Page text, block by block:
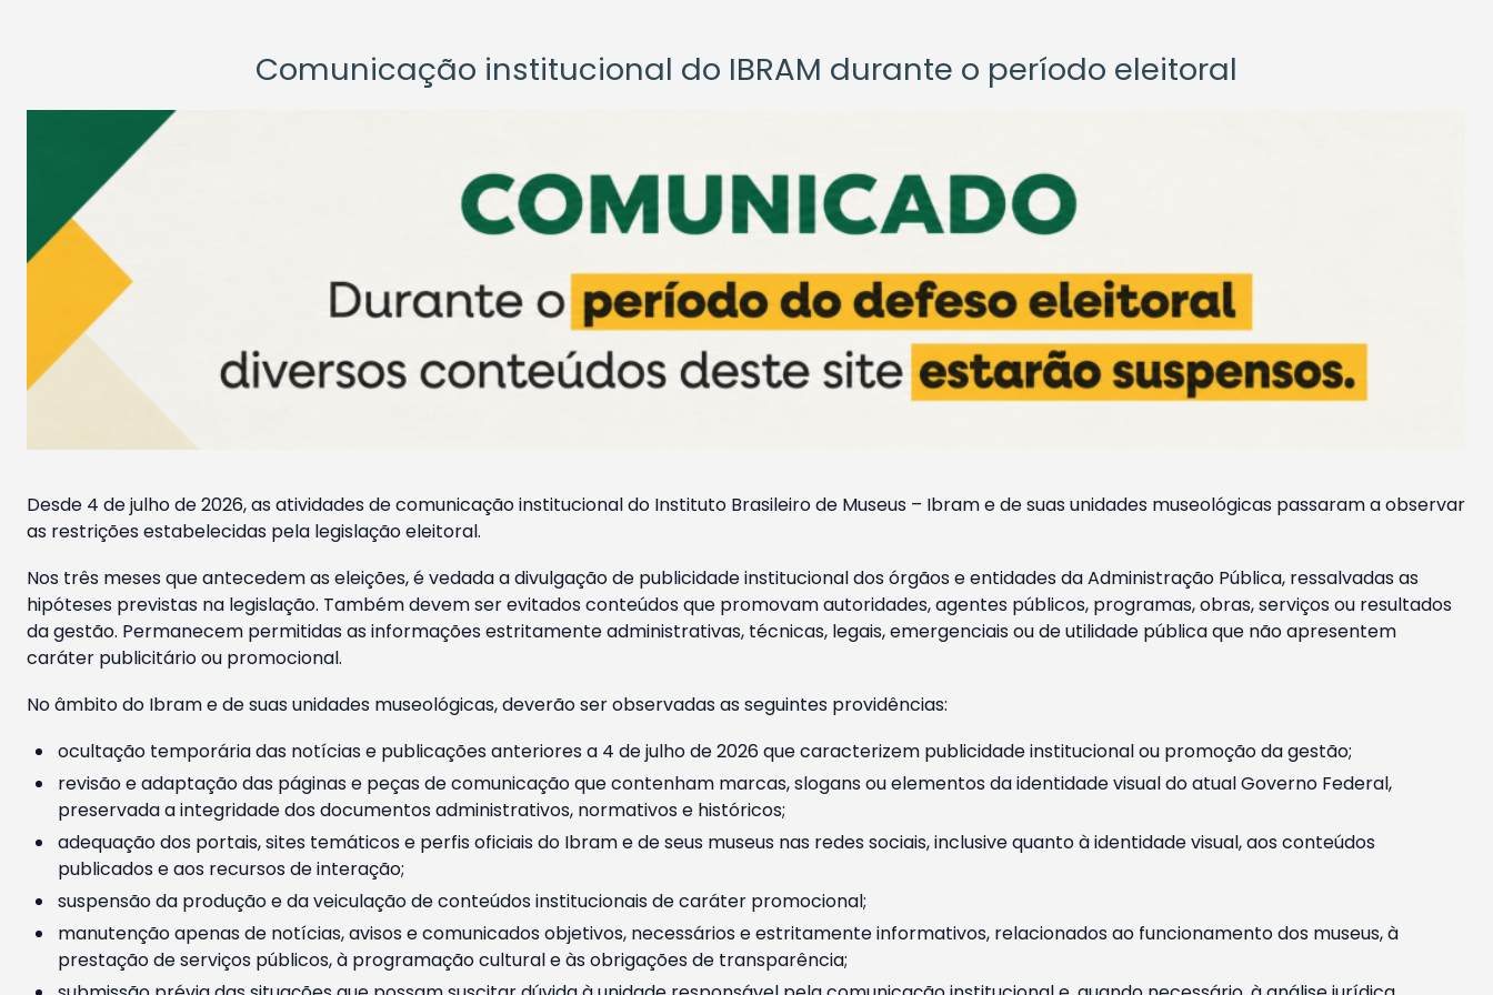
Comunicação institucional do IBRAM durante o período eleitoral
Desde 4 de julho de 2026, as atividades de comunicação institucional do Instituto Brasileiro de Museus – Ibram e de suas unidades museológicas passaram a observar
as restrições estabelecidas pela legislação eleitoral.
Nos três meses que antecedem as eleições, é vedada a divulgação de publicidade institucional dos órgãos e entidades da Administração Pública, ressalvadas as
hipóteses previstas na legislação. Também devem ser evitados conteúdos que promovam autoridades, agentes públicos, programas, obras, serviços ou resultados
da gestão. Permanecem permitidas as informações estritamente administrativas, técnicas, legais, emergenciais ou de utilidade pública que não apresentem
caráter publicitário ou promocional.
No âmbito do Ibram e de suas unidades museológicas, deverão ser observadas as seguintes providências:
ocultação temporária das notícias e publicações anteriores a 4 de julho de 2026 que caracterizem publicidade institucional ou promoção da gestão;
revisão e adaptação das páginas e peças de comunicação que contenham marcas, slogans ou elementos da identidade visual do atual Governo Federal,
preservada a integridade dos documentos administrativos, normativos e históricos;
adequação dos portais, sites temáticos e perfis oficiais do Ibram e de seus museus nas redes sociais, inclusive quanto à identidade visual, aos conteúdos
publicados e aos recursos de interação;
suspensão da produção e da veiculação de conteúdos institucionais de caráter promocional;
manutenção apenas de notícias, avisos e comunicados objetivos, necessários e estritamente informativos, relacionados ao funcionamento dos museus, à
prestação de serviços públicos, à programação cultural e às obrigações de transparência;